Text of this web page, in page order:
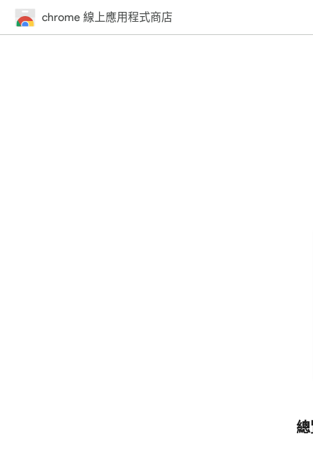
chrome 線上應用程式商店